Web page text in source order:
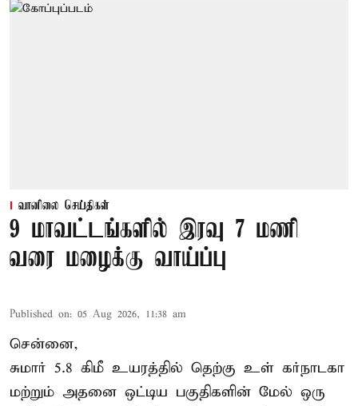
வானிலை செய்திகள்
9 மாவட்டங்களில் இரவு 7 மணி
வரை மழைக்கு வாய்ப்பு
Published on: 05 Aug 2026, 11:38 am
சென்னை,
சுமார் 5.8 கிமீ உயரத்தில் தெற்கு உள் கர்நாடகா
மற்றும் அதனை ஒட்டிய பகுதிகளின் மேல் ஒரு